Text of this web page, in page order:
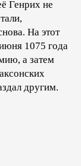
Генрих не
На этот
1075 года
а затем
другим.